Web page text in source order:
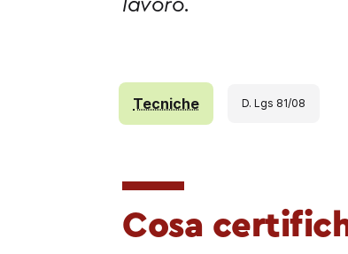
lavoro.
Tecniche
Certificazioni e ispezioni che
D. Lgs 81/08
Cosa